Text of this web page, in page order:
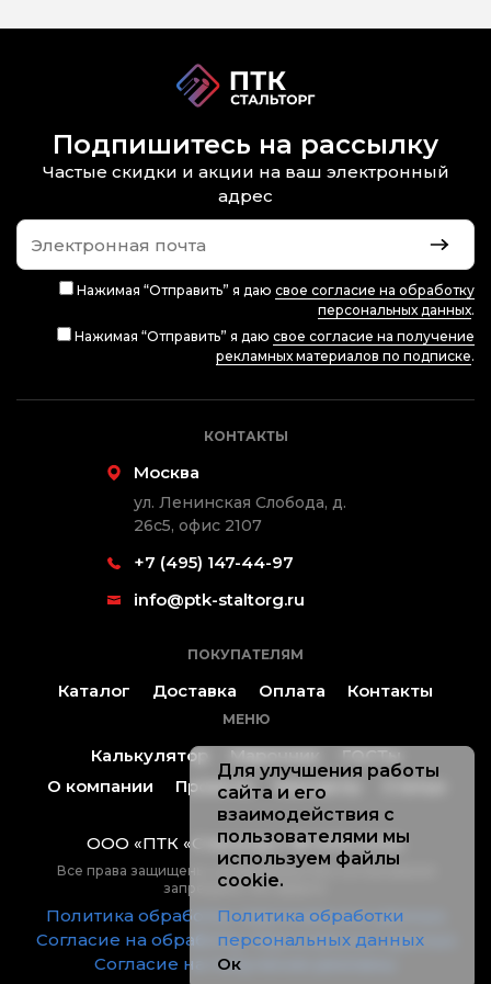
Подпишитесь на рассылку
Частые скидки и акции на ваш электронный
адрес
Нажимая “Отправить” я даю свое согласие на обработку
персональных данных.
Нажимая “Отправить” я даю свое согласие на получение
рекламных материалов по подписке.
КОНТАКТЫ
Москва
ул. Ленинская Слобода, д.
26с5, офис 2107
+7 (495) 147-44-97
info@ptk-staltorg.ru
ПОКУПАТЕЛЯМ
Каталог Доставка Оплата Контакты
МЕНЮ
Калькулятор Марочник
ГОСТы
О компании
Проекты Контакты
ООО «ПТК «Стальторг» ® 2019-2026.
Все права защищены, копирование без согласования
запрещено. Не оферта.
Политика обработки персональных данных
Согласие на обработку персональных данных
Согласие на получение рекламы
Для улучшения работы
сайта и его
взаимодействия с
пользователями мы
используем файлы
cookie.
Политика обработки
персональных данных
Ок